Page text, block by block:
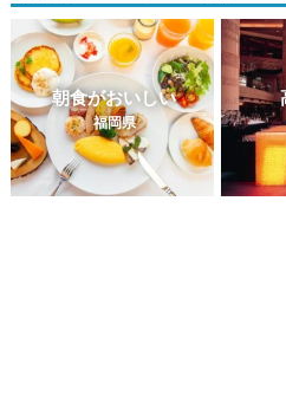
朝食がおいしい
福岡県